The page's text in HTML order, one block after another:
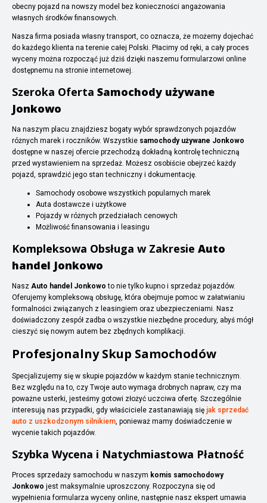
obecny pojazd na nowszy model bez konieczności angażowania
własnych środków finansowych.
Nasza firma posiada własny transport, co oznacza, że możemy dojechać
do każdego klienta na terenie całej Polski. Płacimy od ręki, a cały proces
wyceny można rozpocząć już dziś dzięki naszemu formularzowi online
dostępnemu na stronie internetowej.
Szeroka Oferta Samochody używane
Jonkowo
Na naszym placu znajdziesz bogaty wybór sprawdzonych pojazdów
różnych marek i roczników. Wszystkie samochody używane Jonkowo
dostępne w naszej ofercie przechodzą dokładną kontrolę techniczną
przed wystawieniem na sprzedaż. Możesz osobiście obejrzeć każdy
pojazd, sprawdzić jego stan techniczny i dokumentację.
Samochody osobowe wszystkich popularnych marek
Auta dostawcze i użytkowe
Pojazdy w różnych przedziałach cenowych
Możliwość finansowania i leasingu
Kompleksowa Obsługa w Zakresie Auto
handel Jonkowo
Nasz Auto handel Jonkowo to nie tylko kupno i sprzedaż pojazdów.
Oferujemy kompleksową obsługę, która obejmuje pomoc w załatwianiu
formalności związanych z leasingiem oraz ubezpieczeniami. Nasz
doświadczony zespół zadba o wszystkie niezbędne procedury, abyś mógł
cieszyć się nowym autem bez zbędnych komplikacji.
Profesjonalny Skup Samochodów
Specjalizujemy się w skupie pojazdów w każdym stanie technicznym.
Bez względu na to, czy Twoje auto wymaga drobnych napraw, czy ma
poważne usterki, jesteśmy gotowi złożyć uczciwa ofertę. Szczególnie
interesują nas przypadki, gdy właściciele zastanawiają się jak sprzedać
auto z uszkodzonym silnikiem, ponieważ mamy doświadczenie w
wycenie takich pojazdów.
Szybka Wycena i Natychmiastowa Płatność
Proces sprzedaży samochodu w naszym komis samochodowy
Jonkowo jest maksymalnie uproszczony. Rozpoczyna się od
wypełnienia formularza wyceny online, następnie nasz ekspert umawia